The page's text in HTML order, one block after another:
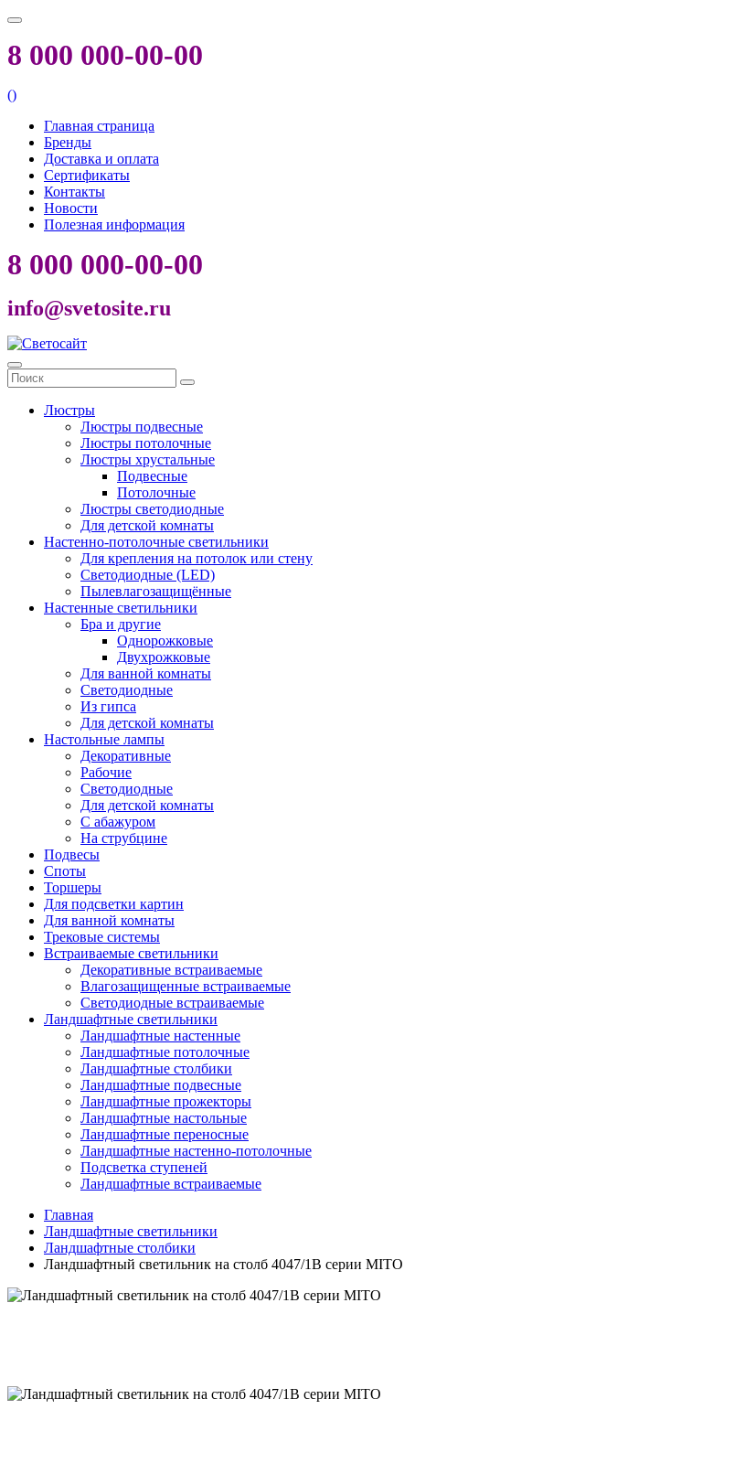
8 000 000-00-00
()
Главная страница
Бренды
Доставка и оплата
Сертификаты
Контакты
Новости
Полезная информация
8 000 000-00-00
info@svetosite.ru
Люстры
Люстры подвесные
Люстры потолочные
Люстры хрустальные
Подвесные
Потолочные
Люстры светодиодные
Для детской комнаты
Настенно-потолочные светильники
Для крепления на потолок или стену
Светодиодные (LED)
Пылевлагозащищённые
Настенные светильники
Бра и другие
Однорожковые
Двухрожковые
Для ванной комнаты
Светодиодные
Из гипса
Для детской комнаты
Настольные лампы
Декоративные
Рабочие
Светодиодные
Для детской комнаты
С абажуром
На струбцине
Подвесы
Споты
Торшеры
Для подсветки картин
Для ванной комнаты
Трековые системы
Встраиваемые светильники
Декоративные встраиваемые
Влагозащищенные встраиваемые
Светодиодные встраиваемые
Ландшафтные светильники
Ландшафтные настенные
Ландшафтные потолочные
Ландшафтные столбики
Ландшафтные подвесные
Ландшафтные прожекторы
Ландшафтные настольные
Ландшафтные переносные
Ландшафтные настенно-потолочные
Подсветка ступеней
Ландшафтные встраиваемые
Главная
Ландшафтные светильники
Ландшафтные столбики
Ландшафтный светильник на столб 4047/1B серии MITO